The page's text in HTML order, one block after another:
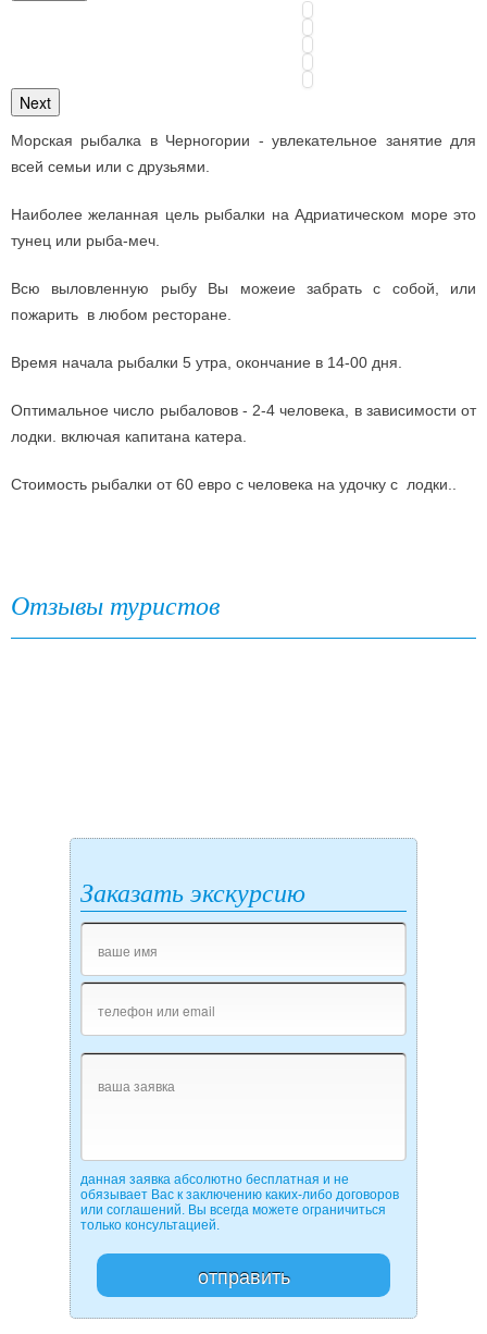
Next
Морская рыбалка в Черногории - увлекательное занятие для
всей семьи или с друзьями.
Наиболее желанная цель рыбалки на Адриатическом море это
тунец или рыба-меч.
Всю выловленную рыбу Вы можеие забрать с собой, или
пожарить в любом ресторане.
Время начала рыбалки 5 утра, окончание в 14-00 дня.
Оптимальное число рыбаловов - 2-4 человека, в зависимости от
лодки. включая капитана катера.
Стоимость рыбалки от 60 евро с человека на удочку с лодки..
Отзывы туристов
Заказать экскурсию
данная заявка абсолютно бесплатная и не
обязывает Вас к заключению каких-либо договоров
или соглашений. Вы всегда можете ограничиться
только консультацией.